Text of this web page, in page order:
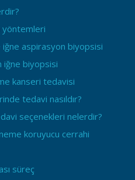
yöntemleri
iğne aspirasyon biyopsisi
iğne biyopsisi
kanseri tedavisi
tedavi nasıldır?
seçenekleri nelerdir?
koruyucu cerrahi
süreç